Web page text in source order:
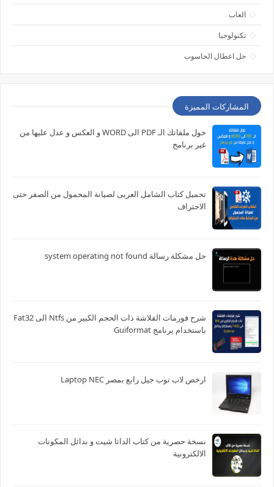
العاب
تكنولوجيا
حل اعطال الحاسوب
المشاركات المميزة
حول ملفاتك الـ PDF الى WORD و العكس و عدل عليها من
غير برنامج
تحميل كتاب الشامل العربى لصيانة المحمول من الصفر حتى
الاحتراف
حل مشكلة رسالة system operating not found
شرح فورمات الفلاشة ذات الحجم الكبير من Ntfs الى Fat32
باستخدام برنامج Guiformat
ارخص لاب توب جيل رابع بمصر Laptop NEC
نسخة حصرية من كتاب الداتا شيت و بدائل المكونات
الالكترونية